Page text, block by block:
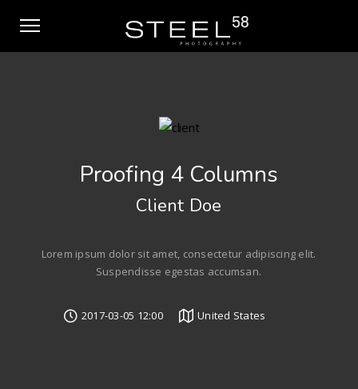
Proofing 4 Columns
Client Doe
Lorem ipsum dolor sit amet, consectetur adipiscing elit.
Suspendisse egestas accumsan.
2017-03-05 12:00 United States